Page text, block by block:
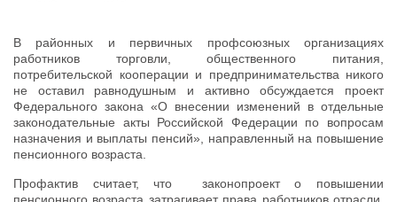
В районных и первичных профсоюзных организациях
работников торговли, общественного питания,
потребительской кооперации и предпринимательства никого
не оставил равнодушным и активно обсуждается проект
Федерального закона «О внесении изменений в отдельные
законодательные акты Российской Федерации по вопросам
назначения и выплаты пенсий», направленный на повышение
пенсионного возраста.
Профактив считает, что законопроект о повышении
пенсионного возраста затрагивает права работников отрасли.